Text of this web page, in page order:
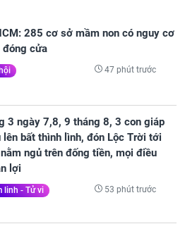
285 cơ sở mầm non có nguy cơ
đóng cửa
47 phút trước
3 ngày 7,8, 9 tháng 8, 3 con giáp
lên bất thình lình, đón Lộc Trời tới
ngủ trên đống tiền, mọi điều
lợi
linh - Tử vi 53 phút trước